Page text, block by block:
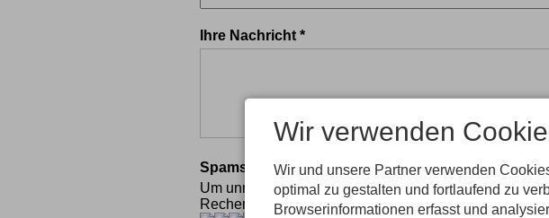
Ihre Nachricht *
Spamschutz *
Um unnötigen Spam zu vermeiden, lösen Sie bitte
Rechenaufgabe.
Wir verwenden
Wir und unsere Partner verwenden
optimal zu gestalten und fortlaufend zu
Browserinformationen erfasst und